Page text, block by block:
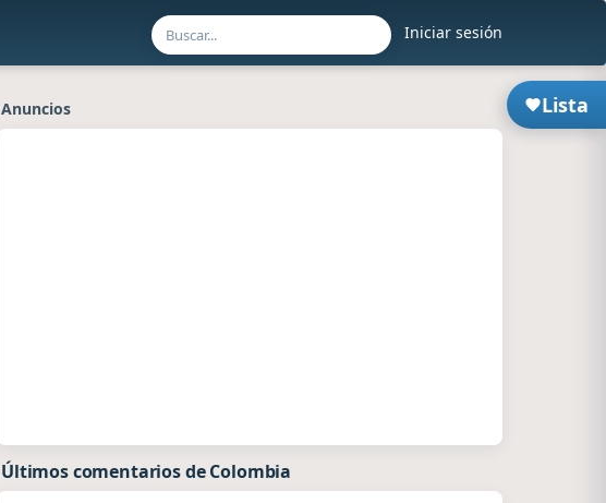
Iniciar sesión
Lista
Anuncios
Últimos comentarios de Colombia